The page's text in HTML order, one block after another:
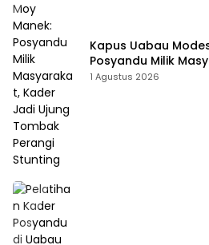
Kapus Uabau
Posyandu Milik
Ujung Tombak
1 Agustus 2026